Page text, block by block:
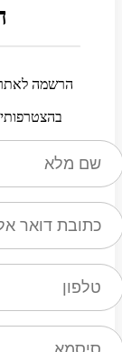
הרשמה לאתר